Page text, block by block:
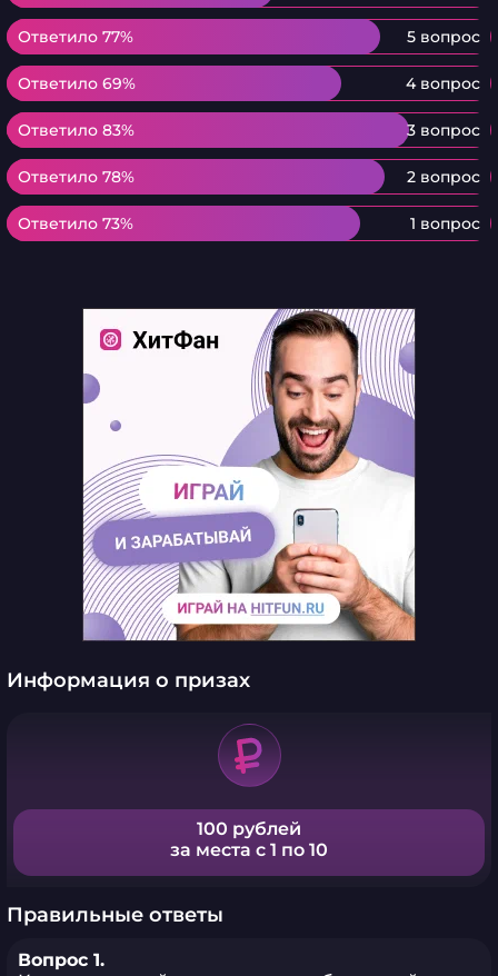
Ответило 77% 5 вопрос
Ответило 77%
Ответило 69% 4 вопрос
Ответило 69%
Ответило 83% 3 вопрос
Ответило 83%
Ответило 78% 2 вопрос
Ответило 78%
Ответило 73% 1 вопрос
Ответило 73%
Информация о призах
100 рублей
за места с 1 по 10
Правильные ответы
Вопрос 1.